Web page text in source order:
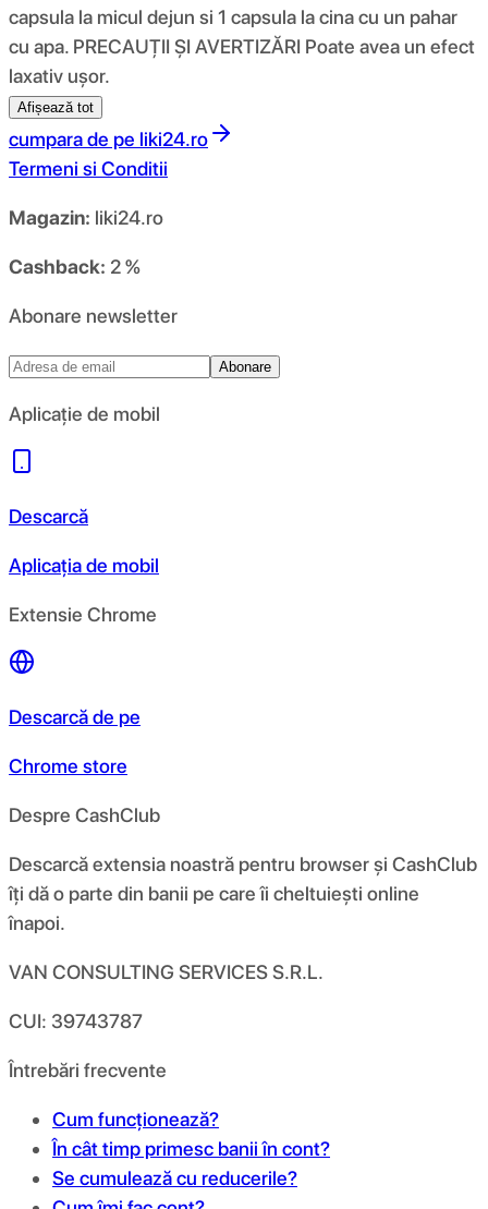
capsula la micul dejun si 1 capsula la cina cu un pahar
cu apa. PRECAUȚII ȘI AVERTIZĂRI Poate avea un efect
laxativ ușor.
Afișează tot
cumpara de pe liki24.ro
Termeni si Conditii
Magazin: liki24.ro
Cashback: 2 %
Abonare newsletter
Abonare
Aplicație de mobil
Descarcă
Aplicația de mobil
Extensie Chrome
Descarcă de pe
Chrome store
Despre CashClub
Descarcă extensia noastră pentru browser și CashClub
îți dă o parte din banii pe care îi cheltuiești online
înapoi.
VAN CONSULTING SERVICES S.R.L.
CUI: 39743787
Întrebări frecvente
Cum funcționează?
În cât timp primesc banii în cont?
Se cumulează cu reducerile?